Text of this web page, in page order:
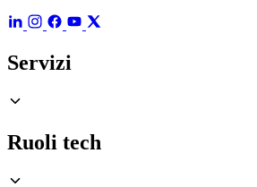
Servizi
Ruoli tech